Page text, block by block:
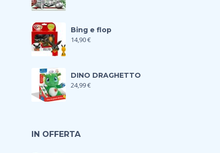
Bing e flop
14,90€
DINO DRAGHETTO
24,99€
IN OFFERTA